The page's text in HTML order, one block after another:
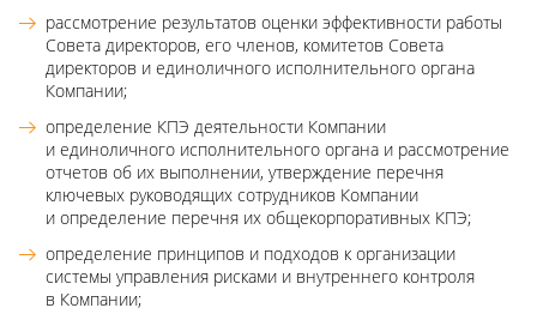
рассмотрение результатов оценки эффективности работы
Совета директоров, его членов, комитетов Совета
директоров и единоличного исполнительного органа
Компании;
определение КПЭ деятельности Компании
и единоличного исполнительного органа и рассмотрение
отчетов об их выполнении, утверждение перечня
ключевых руководящих сотрудников Компании
и определение перечня их общекорпоративных КПЭ;
определение принципов и подходов к организации
системы управления рисками и внутреннего контроля
в Компании;